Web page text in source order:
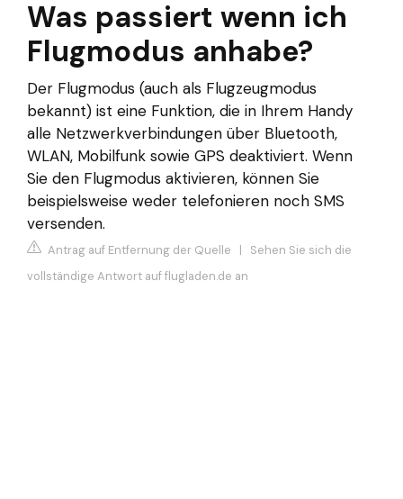
Was passiert wenn ich
Flugmodus anhabe?
Der Flugmodus (auch als Flugzeugmodus
bekannt) ist eine Funktion, die in Ihrem Handy
alle Netzwerkverbindungen über Bluetooth,
WLAN, Mobilfunk sowie GPS deaktiviert. Wenn
Sie den Flugmodus aktivieren, können Sie
beispielsweise weder telefonieren noch SMS
versenden.
Antrag auf Entfernung der Quelle | Sehen Sie sich die
vollständige Antwort auf flugladen.de an